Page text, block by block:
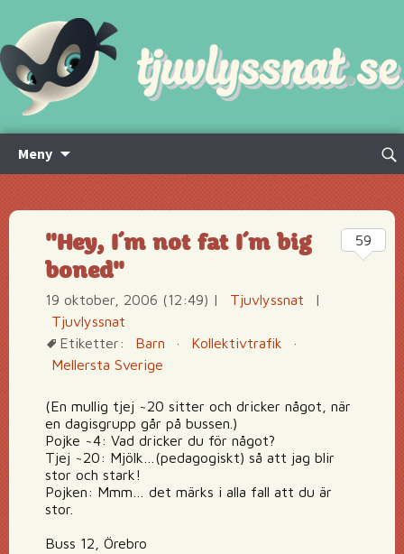
Meny
innehåll
Sök
"Hey, I´m not fat I´m big
boned"
19 oktober, 2006 (12:49) | Tjuvlyssnat
|
Tjuvlyssnat
Etiketter:
Barn · Kollektivtrafik
·
Mellersta Sverige
(En mullig tjej ~20 sitter och dricker något, när
en dagisgrupp går på bussen.)
Pojke ~4: Vad dricker du för något?
Tjej ~20: Mjölk…(pedagogiskt) så att jag blir
stor och stark!
Pojken: Mmm… det märks i alla fall att du är
stor.
Buss 12, Örebro
59